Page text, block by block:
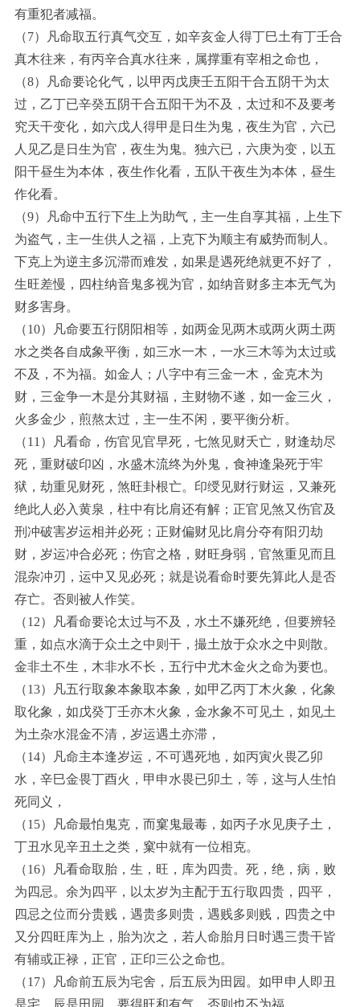
有重犯者减福。
（7）凡命取五行真气交互，如辛亥金人得丁巳土有丁壬合
真木往来，有丙辛合真水往来，属撑重有宰相之命也，
（8）凡命要论化气，以甲丙戊庚壬五阳干合五阴干为太
过，乙丁已辛癸五阴干合五阳干为不及，太过和不及要考
究天干变化，如六戊人得甲是日生为鬼，夜生为官，六已
人见乙是日生为官，夜生为鬼。独六已，六庚为变，以五
阳干昼生为本体，夜生作化看，五队干夜生为本体，昼生
作化看。
（9）凡命中五行下生上为助气，主一生自享其福，上生下
为盗气，主一生供人之福，上克下为顺主有威势而制人。
下克上为逆主多沉滞而难发，如果是遇死绝就更不好了，
生旺差慢，四柱纳音鬼多视为官，如纳音财多主本无气为
财多害身。
（10）凡命要五行阴阳相等，如两金见两木或两火两土两
水之类各自成象平衡，如三水一木，一水三木等为太过或
不及，不为福。如金人；八字中有三金一木，金克木为
财，三金争一木是分其财福，主财物不遂，如一金三火，
火多金少，煎熬太过，主一生不闲，要平衡分析。
（11）凡看命，伤官见官早死，七煞见财夭亡，财逢劫尽
死，重财破印凶，水盛木流终为外鬼，食神逢枭死于牢
狱，劫重见财死，煞旺卦根亡。印绶见财行财运，又兼死
绝此人必入黄泉，柱中有比肩还有解；正官见煞又伤官及
刑冲破害岁运相并必死；正财偏财见比肩分夺有阳刃劫
财，岁运冲合必死；伤官之格，财旺身弱，官煞重见而且
混杂冲刃，运中又见必死；就是说看命时要先算此人是否
存亡。否则被人作笑。
（12）凡看命要论太过与不及，水土不嫌死绝，但要辨轻
重，如点水滴于众土之中则干，撮土放于众水之中则散。
金非土不生，木非水不长，五行中尤木金火之命为要也。
（13）凡五行取象本象取本象，如甲乙丙丁木火象，化象
取化象，如戊癸丁壬亦木火象，金水象不可见土，如见土
为土杂水混金不清，岁运遇土亦滞，
（14）凡命主本逢岁运，不可遇死地，如丙寅火畏乙卯
水，辛巳金畏丁酉火，甲申水畏已卯土，等，这与人生怕
死同义，
（15）凡命最怕鬼克，而窠鬼最毒，如丙子水见庚子土，
丁丑水见辛丑土之类，窠中就有一位相克。
（16）凡看命取胎，生，旺，库为四贵。死，绝，病，败
为四忌。余为四平，以太岁为主配于五行取四贵，四平，
四忌之位而分贵贱，遇贵多则贵，遇贱多则贱，四贵之中
又分四旺库为上，胎为次之，若人命胎月日时遇三贵干皆
有辅或正禄，正官，正印三公之命也。
（17）凡命前五辰为宅舍，后五辰为田园。如甲申人即丑
是宅，辰是田园。要得旺和有气，否则也不为福。